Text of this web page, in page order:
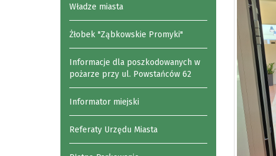
Władze miasta
Żłobek "Ząbkowskie Promyki"
Informacje dla poszkodowanych w
pożarze przy ul. Powstańców 62
Informator miejski
Referaty Urzędu Miasta